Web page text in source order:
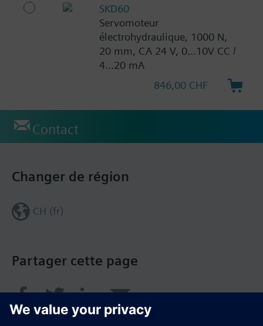
SKD60
Servomoteur
électrohydraulique, 1000 N,
20 mm, CA 24 V, 0...10V CC /
4...20 mA
846,00 CHF
Contact
Partager cette page
Changer de région
CH (fr)